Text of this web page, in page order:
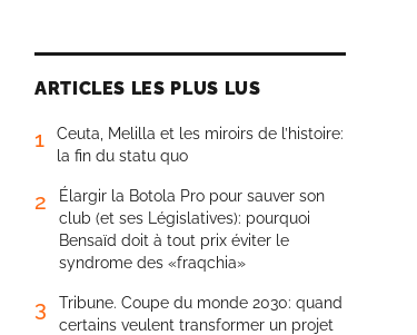
ARTICLES LES PLUS LUS
1
Ceuta, Melilla et les miroirs de l’histoire:
la fin du statu quo
2
Élargir la Botola Pro pour sauver son
club (et ses Législatives): pourquoi
Bensaïd doit à tout prix éviter le
syndrome des «fraqchia»
3
Tribune. Coupe du monde 2030: quand
certains veulent transformer un projet